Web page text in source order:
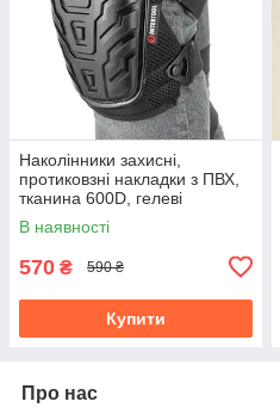
Наколінники захисні,
протиковзні накладки з ПВХ,
тканина 600D, гелеві
подушки, INTERTOOL SP-
0055
В наявності
570 ₴ 590 ₴
Купити
Про нас